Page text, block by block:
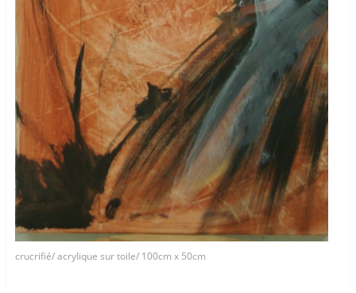
crucrifié/ acrylique sur toile/ 100cm x 50cm